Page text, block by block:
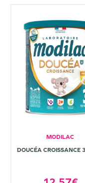
MODILAC
DOUCÉA CROISSANCE